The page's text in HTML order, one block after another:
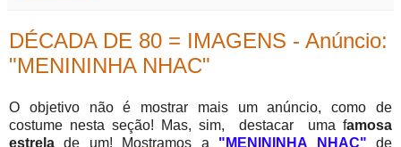
DÉCADA DE 80 = IMAGENS - Anúncio:
"MENININHA NHAC"
O objetivo não é mostrar mais um anúncio, como de
costume nesta seção! Mas, sim, destacar uma famosa
estrela de um! Mostramos a "MENININHA NHAC"de